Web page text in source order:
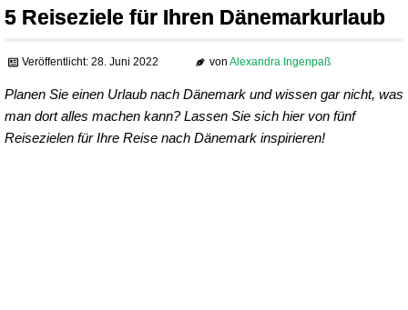
5 Reiseziele für Ihren Dänemarkurlaub
Veröffentlicht: 28. Juni 2022 von Alexandra Ingenpaß
Planen Sie einen Urlaub nach Dänemark und wissen gar nicht, was
man dort alles machen kann? Lassen Sie sich hier von fünf
Reisezielen für Ihre Reise nach Dänemark inspirieren!